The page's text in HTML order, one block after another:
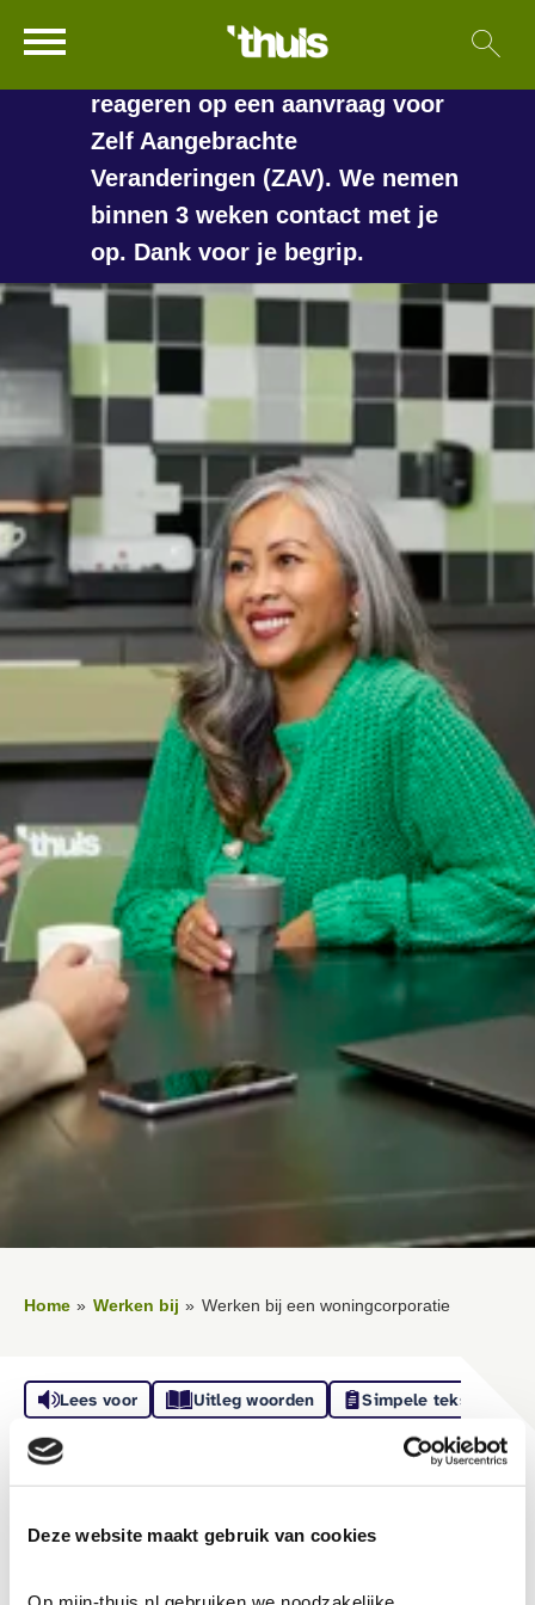
Deze website maakt gebruik van cookies
Naar hoofdinhoud
Naar hoofdnavigatiemenu
Naar zoeken
Naar de homepage
Ga naar Hoofd
langer duren voordat we
reageren op een aanvraag voor
Zelf Aangebrachte
Veranderingen (ZAV). We nemen
binnen 3 weken contact met je
op. Dank voor je begrip.
Home Werken bij Werken bij een woningcorporatie
Lees voor Uitleg woorden
Simpele tekst
Vertalen
woningcorporatie